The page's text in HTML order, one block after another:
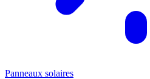
Panneaux solaires